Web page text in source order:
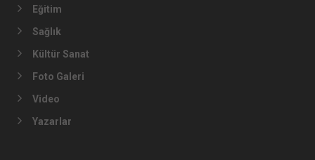
Su
Maden
Kent
Hayvan Özgürlüğü
Cinsiyet Eşitliği
Yaşam